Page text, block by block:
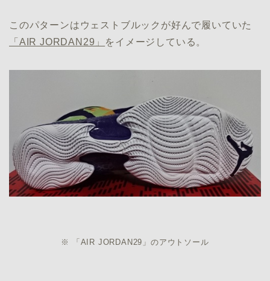
このパターンはウェストブルックが好んで履いていた
「AIR JORDAN29」
をイメージしている。
※ 「AIR JORDAN29」のアウトソール